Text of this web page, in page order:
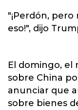
"¡Perdón,
eso!", dijo
El domingo, el
sobre China
anunciar que
sobre bienes